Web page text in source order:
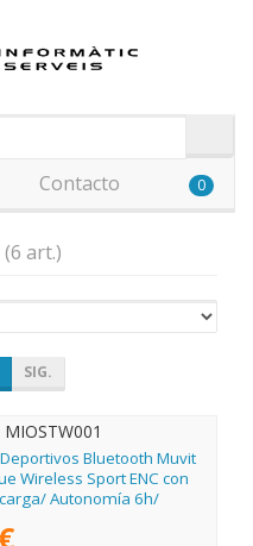
Contacto 0
(6 art.)
SIG.
Bluetooth Muvit
Wireless Sport ENC con
Autonomía 6h/